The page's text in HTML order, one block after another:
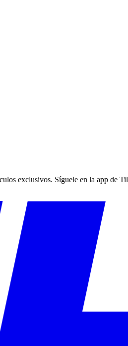
exclusivos. Síguele en la app de